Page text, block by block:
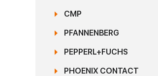
CMP
PFANNENBERG
PEPPERL+FUCHS
PHOENIX CONTACT